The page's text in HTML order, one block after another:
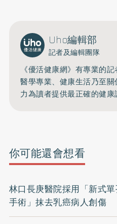
Uho編輯部
記者及編輯團隊
《優活健康網》有專業的
醫學專業、健康生活乃至
力為讀者提供最正確的健康
你可能還會想看
林口長庚醫院採用「新式
手術」抹去乳癌病人創傷